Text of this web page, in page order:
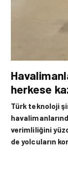
herkese
Türk teknoloji
verimliliğini
de yolcuların